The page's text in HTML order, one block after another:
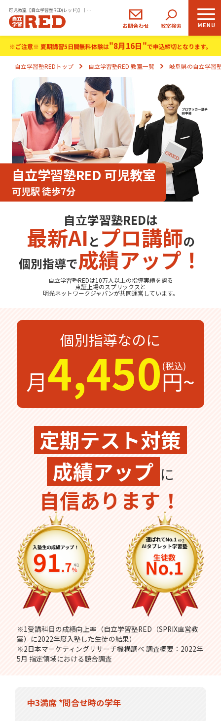
可児教室【自立学習塾RED(レッド)】｜小学生・中学生の学習塾
小学生
コース
中学生
コース
高校生
コース
REDの思い
自立学習とは
ご入塾のながれ
生徒さま・保護者さまの声
よくあるご質問
無料体験
受付中
無料体験後そのままのご入塾で
入塾金12,100 円 無料
無料体験の
お問合わせは
※ご注意※ 夏期講習5日間無料体験は"8月16日"で申込締切となります。
自立学習塾REDトップ 自立学習塾RED 教室一覧 岐阜県の自立学習
自立学習塾RED 可児教室
可児駅 徒歩7分
自立学習塾REDは
最新AI と プロ講師の
個別指導で成績アップ！
自立学習塾REDは10万人以上の指導実績を誇る
東証上場のスプリックス と
明光ネットワークジャパンが共同運営しています。
個別指導なのに
月4,450円~
定期テスト対策
成績アップ に
自信あります！
※1受講科目の成績向上率（自立学習塾RED（SPRIX直営教
室）に2022年度入塾した生徒の結果）
※2日本マーケティングリサーチ機構調べ 調査概要：2022年
5月 指定領域における競合調査
中3満席 *問合せ時の学年